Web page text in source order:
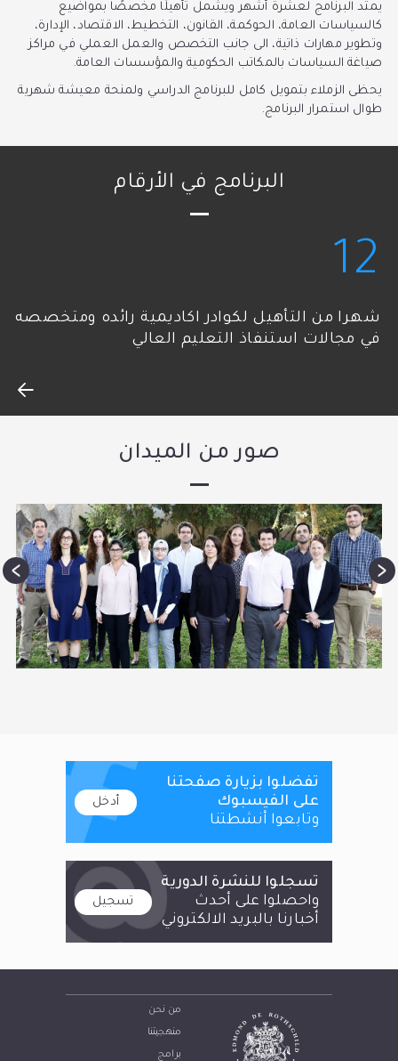
يمتد البرنامج لعشرة أشهر ويشمل تأهيلًا مخصصًا بمواضيع
كالسياسات العامة، الحوكمة، القانون، التخطيط، الاقتصاد، الإدارة،
وتطوير مهارات ذاتية، الى جانب التخصص والعمل العملي في مراكز
صياغة السياسات بالمكاتب الحكومية والمؤسسات العامة.
يحظى الزملاء بتمويل كامل للبرنامج الدراسي ولمنحة معيشة شهرية
طوال استمرار البرنامج.
البرنامج في الأرقام
12
شهرا من التأهيل لكوادر اكاديمية رائده ومتخصصه
في مجالات استنفاذ التعليم العالي
صور من الميدان
تفضلوا بزيارة صفحتنا
على الفيسبوك
وتابعوا أنشطتنا
أدخل
تسجلوا للنشرة الدورية
واحصلوا على أحدث
أخبارنا بالبريد الالكتروني
تسجيل
من نحن
منهجيتنا
برامج